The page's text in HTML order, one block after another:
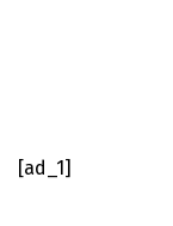
[ad_1]